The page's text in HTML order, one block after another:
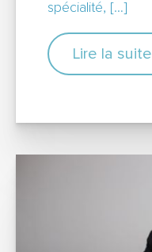
spécialité, […]
Lire la suite